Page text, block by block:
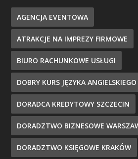
AGENCJA EVENTOWA
ATRAKCJE NA IMPREZY FIRMOWE
BIURO RACHUNKOWE USŁUGI
DOBRY KURS JĘZYKA
DORADCA KREDYTOWY SZCZECIN
DORADZTWO BIZNESOWE
DORADZTWO KSIĘGOWE KRAKÓW